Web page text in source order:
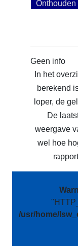
Onthouden
Geen info
In het
berekend
loper, de
De
weergave
wel hoe
/usr/home/